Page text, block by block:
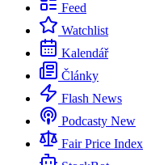
Feed
Watchlist
Kalendář
Články
Flash News
Podcasty New
Fair Price Index